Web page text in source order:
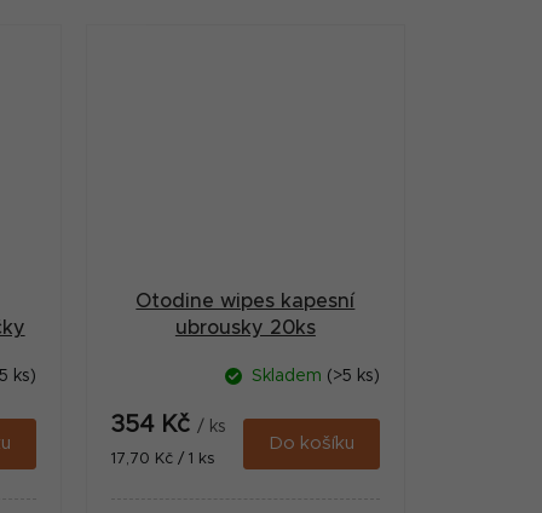
ks)
Otodine wipes kapesní
ubrousky 20ks
Skladem (>5 ks)
354 Kč / ks
Měrná
17,70 Kč / 1 ks
Do košíku